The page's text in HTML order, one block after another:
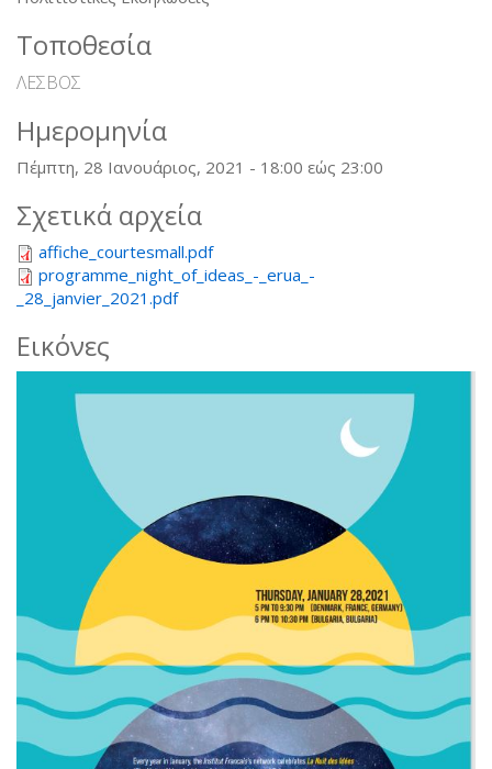
Τοποθεσία
ΛΕΣΒΟΣ
Ημερομηνία
Πέμπτη, 28 Ιανουάριος, 2021 - 18:00 εώς 23:00
Σχετικά αρχεία
affiche_courtesmall.pdf
programme_night_of_ideas_-_erua_-
_28_janvier_2021.pdf
Εικόνες